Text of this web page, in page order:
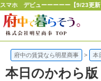
スマホ デビューーーーー【9/23更
府中の賃貸なら明星商事 > 本
本日のかわら版